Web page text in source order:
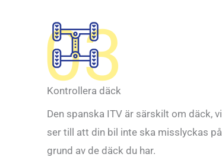
03
Kontrollera däck
Den spanska ITV är särskilt om däck, vi
ser till att din bil inte ska misslyckas på
grund av de däck du har.